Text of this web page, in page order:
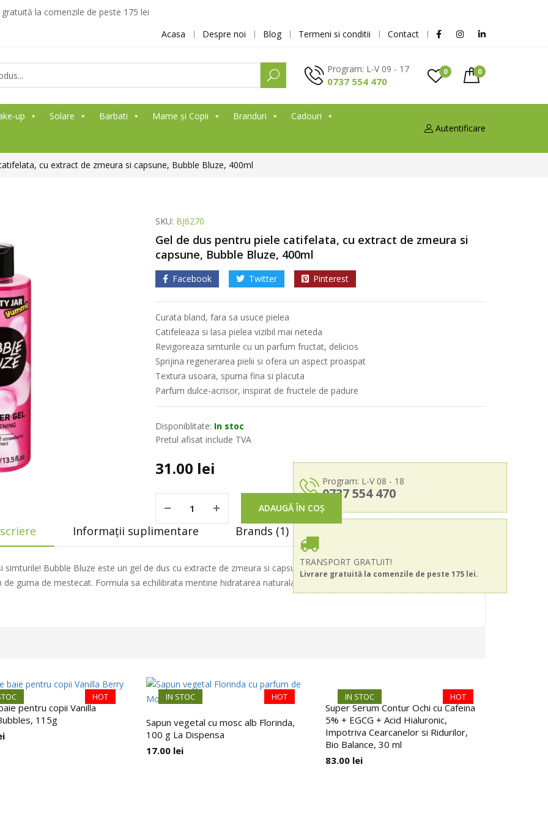
la comenzile de peste 175 lei
Acasa
Despre noi Blog Termeni si conditii Contact
Program: L-V 09 - 17
0737 554 470
0 0
up Solare Barbati Mame și Copii Branduri
Cadouri
Autentificare
cu extract de zmeura si capsune, Bubble Bluze, 400ml
SKU: BJ6270
Gel de dus pentru piele catifelata, cu extract de zmeura si
capsune, Bubble Bluze, 400ml
Facebook Twitter Pinterest
Curata bland, fara sa usuce pielea
Catifeleaza si lasa pielea vizibil mai neteda
Revigoreaza simturile cu un parfum fructat, delicios
Sprijina regenerarea pielii si ofera un aspect proaspat
Textura usoara, spuma fina si placuta
Parfum dulce-acrisor, inspirat de fructele de padure
Disponiblitate: In stoc
Pretul afisat include TVA
Program: L-V 08 - 18
0737 554 470
TRANSPORT GRATUIT!
Livrare gratuită la comenzile de peste 175 lei.
31.00 lei
ADAUGĂ ÎN COȘ
Informații suplimentare Brands (1)
Bubble Bluze este un gel de dus cu extracte de zmeura si capsuni care curata delicat, in timp ce catifeleaza
guma de mestecat. Formula sa echilibrata mentine hidratarea naturala si ofera o senzatie de prospetime si
HOT
pentru copii Vanilla
115g
HOT
IN STOC
Sapun vegetal cu mosc alb Florinda,
100 g La Dispensa
17.00 lei
HOT
IN STOC
Super Serum Contur Ochi cu Cafeina
5% + EGCG + Acid Hialuronic,
Impotriva Cearcanelor si Ridurilor,
Bio Balance, 30 ml
83.00 lei